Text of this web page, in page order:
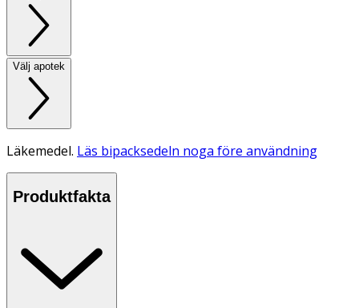
Välj apotek
Läkemedel. Läs bipacksedeln noga före användning
Produktfakta